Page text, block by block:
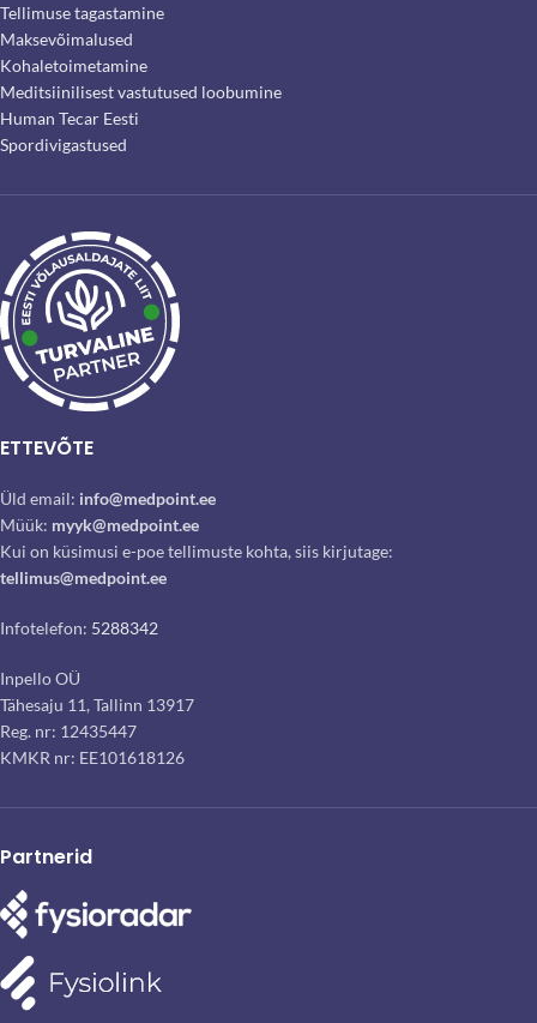
Tellimuse tagastamine
Maksevõimalused
Kohaletoimetamine
Meditsiinilisest vastutused loobumine
Human Tecar Eesti
Spordivigastused
ETTEVÕTE
Üld email: info@medpoint.ee
Müük: myyk@medpoint.ee
Kui on küsimusi e-poe tellimuste kohta, siis kirjutage:
tellimus@medpoint.ee
Infotelefon: 5288342
Inpello OÜ
Tähesaju 11, Tallinn 13917
Reg. nr: 12435447
KMKR nr: EE101618126
Partnerid